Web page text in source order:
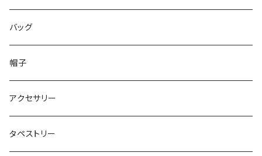
バッグ
帽子
アクセサリー
タペストリー